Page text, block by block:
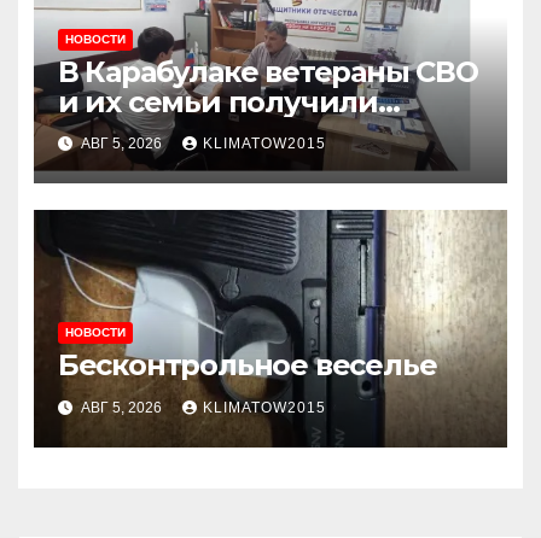
НОВОСТИ
В Карабулаке ветераны СВО
и их семьи получили
консультации в ходе
приема граждан
АВГ 5, 2026 KLIMATOW2015
НОВОСТИ
Бесконтрольное веселье
АВГ 5, 2026 KLIMATOW2015